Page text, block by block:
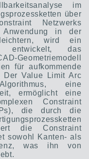
im
über
Netzwerks
in der
wird ein
entwickelt, das
Geometriemodell
für aufkommende
Der Value Limit Arc
eine
ermöglicht eine
Constraint
die durch die
die Constraint
sowohl Kanten- als
was ihn von